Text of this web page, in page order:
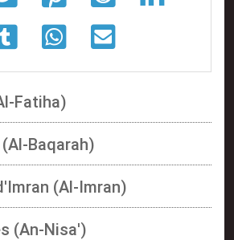
Fatiha)
Baqarah)
(Al-Imran)
(An-Nisa')